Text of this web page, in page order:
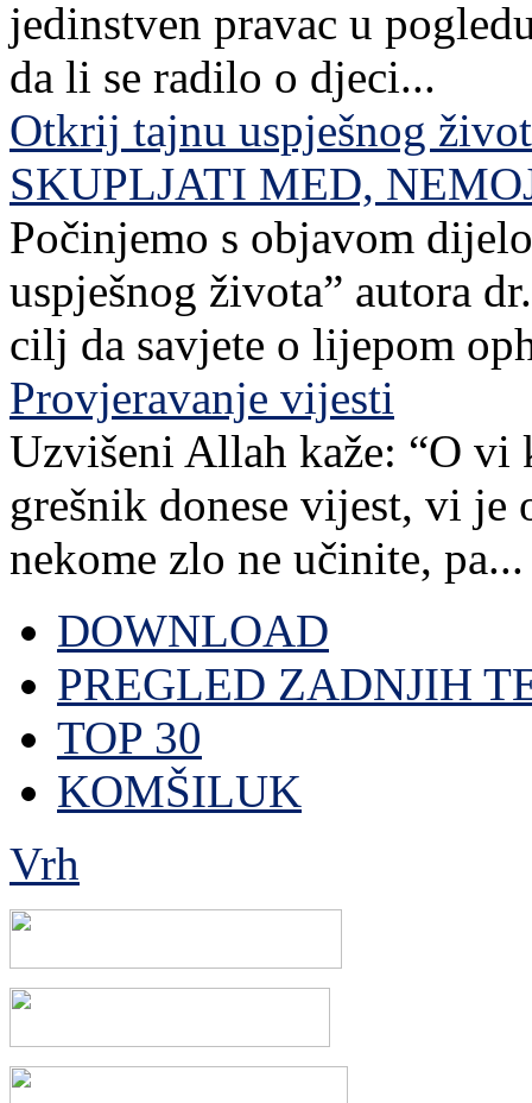
jedinstven pravac u
da li se radilo o djeci...
Otkrij tajnu uspješnog
SKUPLJATI MED,
Počinjemo s objavom
uspješnog života” autora
cilj da savjete o lijepom
Provjeravanje vijesti
Uzvišeni Allah kaže: “O
grešnik donese vijest, vi je
nekome zlo ne učinite, pa...
DOWNLOAD
PREGLED ZADNJIH
TOP 30
KOMŠILUK
Vrh